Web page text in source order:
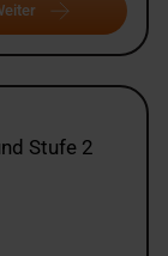
Stufe 2